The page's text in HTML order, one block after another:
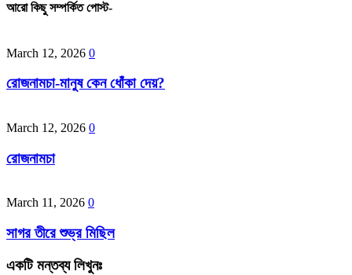
আরো কিছু সম্পর্কিত পোস্ট-
March 12, 2026 0
রোজনামচা-মানুষ কেন ধোঁকা দেয়?
March 12, 2026 0
রোজনামচা
March 11, 2026 0
সাগর তীরে শুভ্র মিছিল
একটি মন্তব্য লিখুনঃ